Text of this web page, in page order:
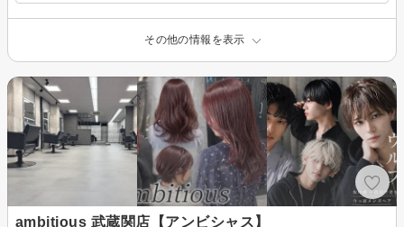
その他の情報を表示
ambitious 武蔵関店【アンビシャス】